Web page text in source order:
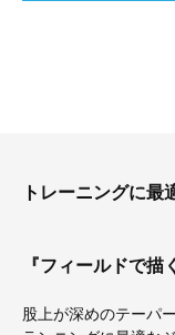
トレーニングに最
『フィールドで描
股上が深めのテーパ